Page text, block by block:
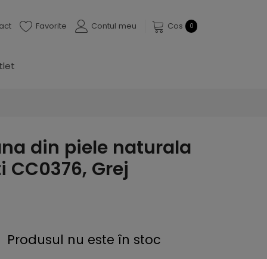
Favorite Contul meu Cos 0
din piele naturala
Grej
Produsul nu este în stoc